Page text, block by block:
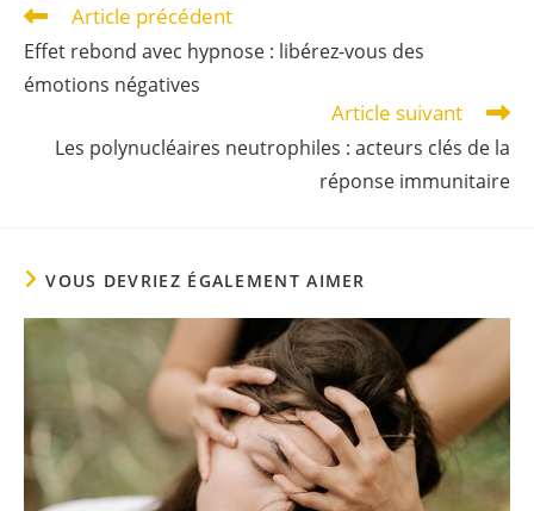
Article précédent
Effet rebond avec hypnose : libérez-vous des
émotions négatives
Article suivant
Les polynucléaires neutrophiles : acteurs clés de la
réponse immunitaire
VOUS DEVRIEZ ÉGALEMENT AIMER